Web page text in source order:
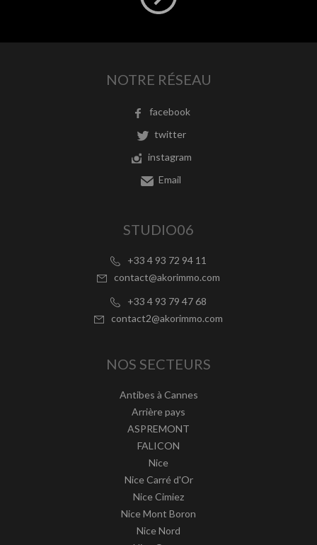
NOTRE RÉSEAU
facebook
twitter
instagram
Email
STUDIO06
+33 4 93 72 94 11
contact@akorimmo.com
+33 4 93 79 47 68
contact2@akorimmo.com
NOS SECTEURS
Antibes à Cannes
Arrière pays
ASPREMONT
FALICON
Nice
Nice Carré d'Or
Nice Cimiez
Nice Mont Boron
Nice Nord